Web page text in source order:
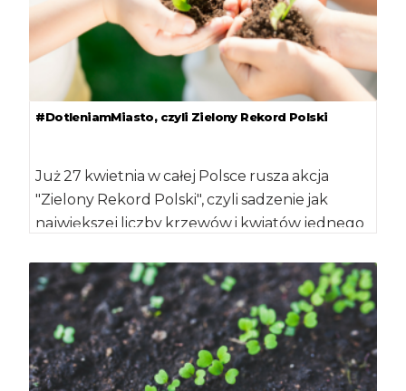
#DotleniamMiasto, czyli Zielony Rekord Polski
Już 27 kwietnia w całej Polsce rusza akcja
"Zielony Rekord Polski", czyli sadzenie jak
największej liczby krzewów i kwiatów jednego